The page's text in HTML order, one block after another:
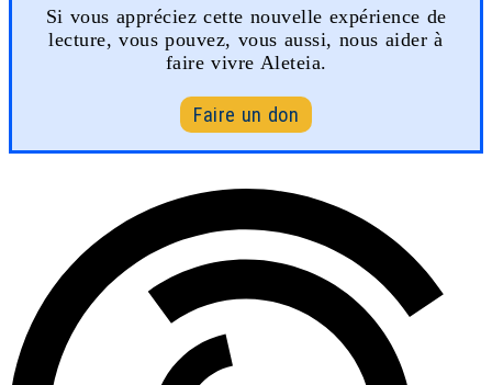
Si vous appréciez cette nouvelle expérience de
lecture, vous pouvez, vous aussi, nous aider à
faire vivre Aleteia.
Faire un don